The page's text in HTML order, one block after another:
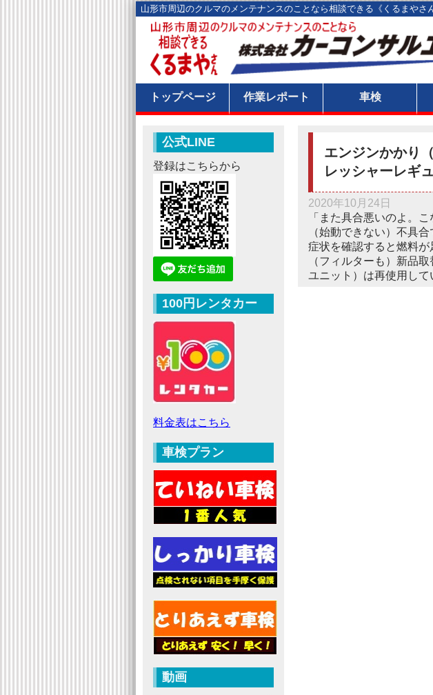
山形市周辺のクルマのメンテナンスのことなら相談できる《くるまや
トップページ 作業レポート 車検
エンジンかか
レッシャーレギ
2020年10月24日
「また具合悪いのよ。
（始動できない）不具
症状を確認すると燃料
（フィルターも）新品
ユニット）は再使用して
公式LINE
登録はこちらから
100円レンタカー
料金表はこちら
車検プラン
動画